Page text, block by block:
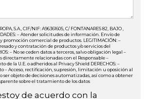
S.A., CIF/NIF: A96361605, C/ FONTANARES 82, BAJO ,
– Atender solicitudes de información. Envío de
comercial de productos. LEGITIMACIÓN: –
y contratación de productos y/o servicios del
– No se ceden datos a terceros, salvo obligación legal –
directamente relacionadas con el Responsable –
de la U.E. o adheridos al Privacy Shield DERECHOS: –
– Acceso, rectificación, supresión, limitación u oposición al
objeto de decisiones automatizadas, así como a obtener
sobre el tratamiento de los datos
de acuerdo con la